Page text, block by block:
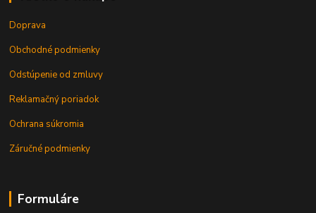
Doprava
Obchodné podmienky
Odstúpenie od zmluvy
Reklamačný poriadok
Ochrana súkromia
Záručné podmienky
Formuláre